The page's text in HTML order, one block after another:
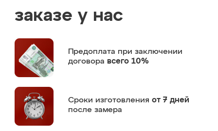
заказе у нас
Предоплата при заключении
договора всего 10%
Сроки изготовления от 7 дней
после замера